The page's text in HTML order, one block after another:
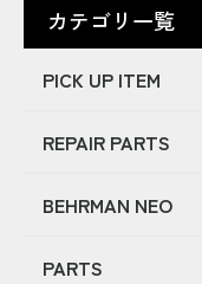
カテゴリ一覧
PICK UP ITEM
REPAIR PARTS
BEHRMAN NEO
PARTS